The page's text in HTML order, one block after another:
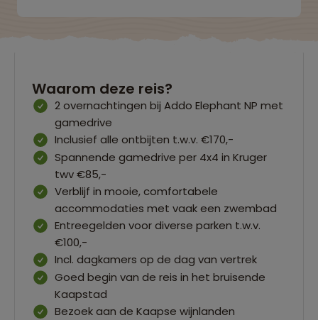
Waarom deze reis?
2 overnachtingen bij Addo Elephant NP met
gamedrive
Inclusief alle ontbijten t.w.v. €170,-
Spannende gamedrive per 4x4 in Kruger
twv €85,-
Verblijf in mooie, comfortabele
accommodaties met vaak een zwembad
Entreegelden voor diverse parken t.w.v.
€100,-
Incl. dagkamers op de dag van vertrek
Goed begin van de reis in het bruisende
Kaapstad
Bezoek aan de Kaapse wijnlanden